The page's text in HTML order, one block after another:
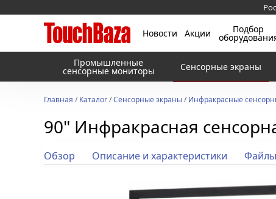
Новости Акции Подбор
Промышленные
сенсорные мониторы Сенсорные экраны
Главная /Каталог/Сенсорные экраны/Инфракрасные
90" Инфракрасная
Обзор Описание и характеристики Файлы